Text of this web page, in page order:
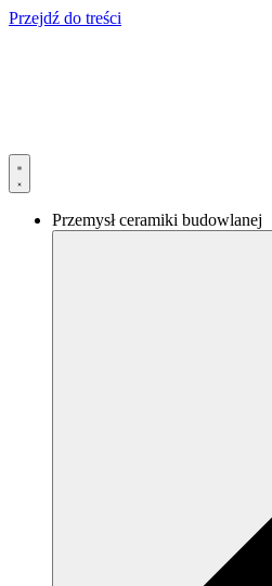
Przejdź do treści
Przemysł ceramiki budowlanej